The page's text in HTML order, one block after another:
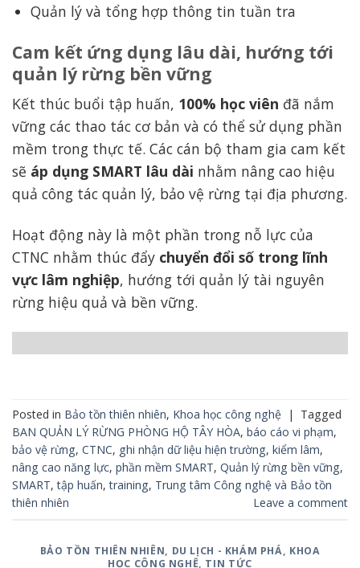
Quản lý và tổng hợp thông tin tuần tra
Cam kết ứng dụng lâu dài, hướng tới
quản lý rừng bền vững
Kết thúc buổi tập huấn, 100% học viên đã nắm
vững các thao tác cơ bản và có thể sử dụng phần
mềm trong thực tế. Các cán bộ tham gia cam kết
sẽ áp dụng SMART lâu dài nhằm nâng cao hiệu
quả công tác quản lý, bảo vệ rừng tại địa phương.
Hoạt động này là một phần trong nỗ lực của
CTNC nhằm thúc đẩy chuyển đổi số trong lĩnh
vực lâm nghiệp, hướng tới quản lý tài nguyên
rừng hiệu quả và bền vững.
Posted in Bảo tồn thiên nhiên, Khoa học công nghệ |
Tagged
BAN QUẢN LÝ RỪNG PHÒNG HỘ TÂY HÒA, báo cáo vi phạm,
bảo vệ rừng, CTNC, ghi nhận dữ liệu hiện trường, kiểm lâm,
nâng cao năng lực, phần mềm SMART, Quản lý rừng bền vững,
SMART,tập huấn,training, Trung tâm Công nghệ và Bảo tồn
thiên nhiên
Leave a comment
BẢO TỒN THIÊN NHIÊN, DU LỊCH - KHÁM PHÁ, KHOA
HỌC CÔNG NGHỆ, TIN TỨC